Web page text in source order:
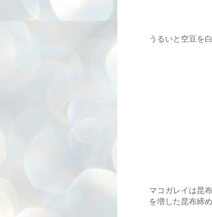
うるいと空豆を
マコガレイは昆
を増した昆布締